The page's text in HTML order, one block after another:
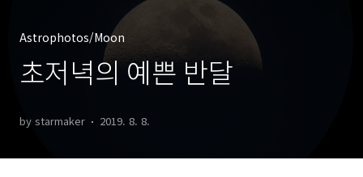
Astrophotos/Moon
초저녁의 예쁜 반달
by starmaker 2019. 8. 8.